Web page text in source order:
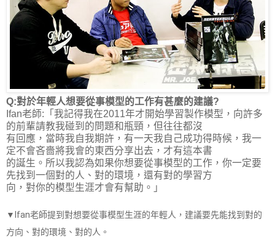
Q:對於年輕人想要從事模型的工作有甚麼的建議?
Ifan老師:「我記得我在2011年才開始學習製作模型，向許多
的前輩請教我碰到的問題和瓶頸，但往往都沒
有回應，當時我自我期許，有一天我自己成功得時候，我一
定不會吝嗇將我會的東西分享出去，才有這本書
的誕生。所以我認為如果你想要從事模型的工作，你一定要
先找到一個對的人、對的環境，還有對的學習方
向，對你的模型生涯才會有幫助。」
▼Ifan老師提到對想要從事模型生涯的年輕人，建議要先能找到對的
方向、對的環境、對的人。